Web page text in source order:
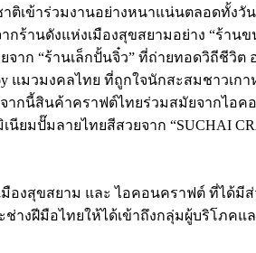
เข้าร่วมงานอย่างหนาแน่นตลอดทั้ง
ร้านดังแห่งเมืองสุขสยามอย่าง “ร้า
าก “ร้านเล็กปั้นจิ๋ว” ที่ถ่ายทอดวิถีชีวิ
มวมงคลไทย ที่ถูกใจนักสะสมชาวเก
กนี้สินค้าคราฟต์ไทยร่วมสมัยจากไอค
นียมปั๊มลายไทยสีสวยจาก “SUCHAI
เมืองสุขสยาม และ ไอคอนคราฟต์ ที่
งฝีมือไทยให้ได้เข้าถึงกลุ่มผู้บริโภค